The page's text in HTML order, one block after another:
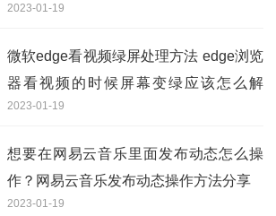
咋办？
2023-01-19
微软edge看视频绿屏处理方法 edge浏览
器看视频的时候屏幕变绿应该怎么解
决？
2023-01-19
想要在网易云音乐里面发布动态怎么操
作？网易云音乐发布动态操作方法分享
2023-01-19